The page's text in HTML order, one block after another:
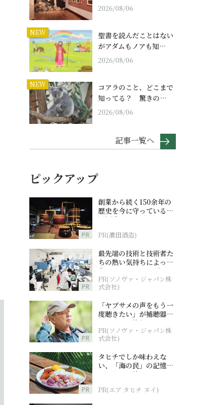
2026/08/06
NEW
聖書を読んだことはない
がアダムもノアも知…
2026/08/06
NEW
コアラのこと、どこまで
知ってる？ 驚きの…
2026/08/06
記事一覧へ
ピックアップ
PR
創業から続く150余年の
歴史を今に守っている濵
田酒造
PR(濵田酒造)
PR
最先端の技術と技術者た
ちの熱い気持ちによって
作られているオーダーメ
イド補聴器
PR(ソノヴァ・ジャパン株
式会社)
PR
「ヤブサメの声をもう一
度聴きたい」が補聴器チ
ャレンジの後押しに
PR(ソノヴァ・ジャパン株
式会社)
PR
タヒチでしか味わえな
い、「海の民」の記憶へ
とつながる旅
PR(エア タヒチ ヌイ)